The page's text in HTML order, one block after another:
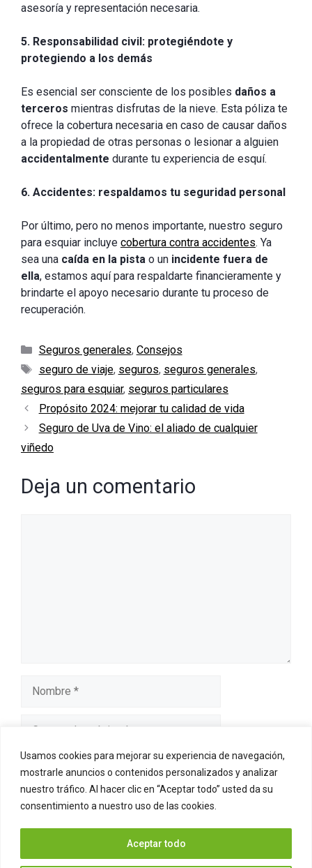
Usamos cookies para mejorar su experiencia de navegación,
mostrarle anuncios o contenidos personalizados y analizar
nuestro tráfico. Al hacer clic en “Aceptar todo” usted da su
consentimiento a nuestro uso de las cookies.
Aceptar todo
asesoría y representación necesaria.
5. Responsabilidad civil: protegiéndote y
protegiendo a los demás
Es esencial ser consciente de los posibles daños a
terceros mientras disfrutas de la nieve. Esta póliza te
ofrece la cobertura necesaria en caso de causar daños
a la propiedad de otras personas o lesionar a alguien
accidentalmente durante tu experiencia de esquí.
6. Accidentes: respaldamos tu seguridad personal
Por último, pero no menos importante, nuestro seguro
para esquiar incluye cobertura contra accidentes. Ya
sea una caída en la pista o un incidente fuera de
ella, estamos aquí para respaldarte financieramente y
brindarte el apoyo necesario durante tu proceso de
recuperación.
Categorías
Seguros generales, Consejos
Etiquetas
seguro de viaje, seguros, seguros generales,
seguros para esquiar, seguros particulares
Propósito 2024: mejorar tu calidad de vida
Seguro de Uva de Vino: el aliado de cualquier
viñedo
Deja un comentario
Web
Guarda mi nombre, correo electrónico y web en este